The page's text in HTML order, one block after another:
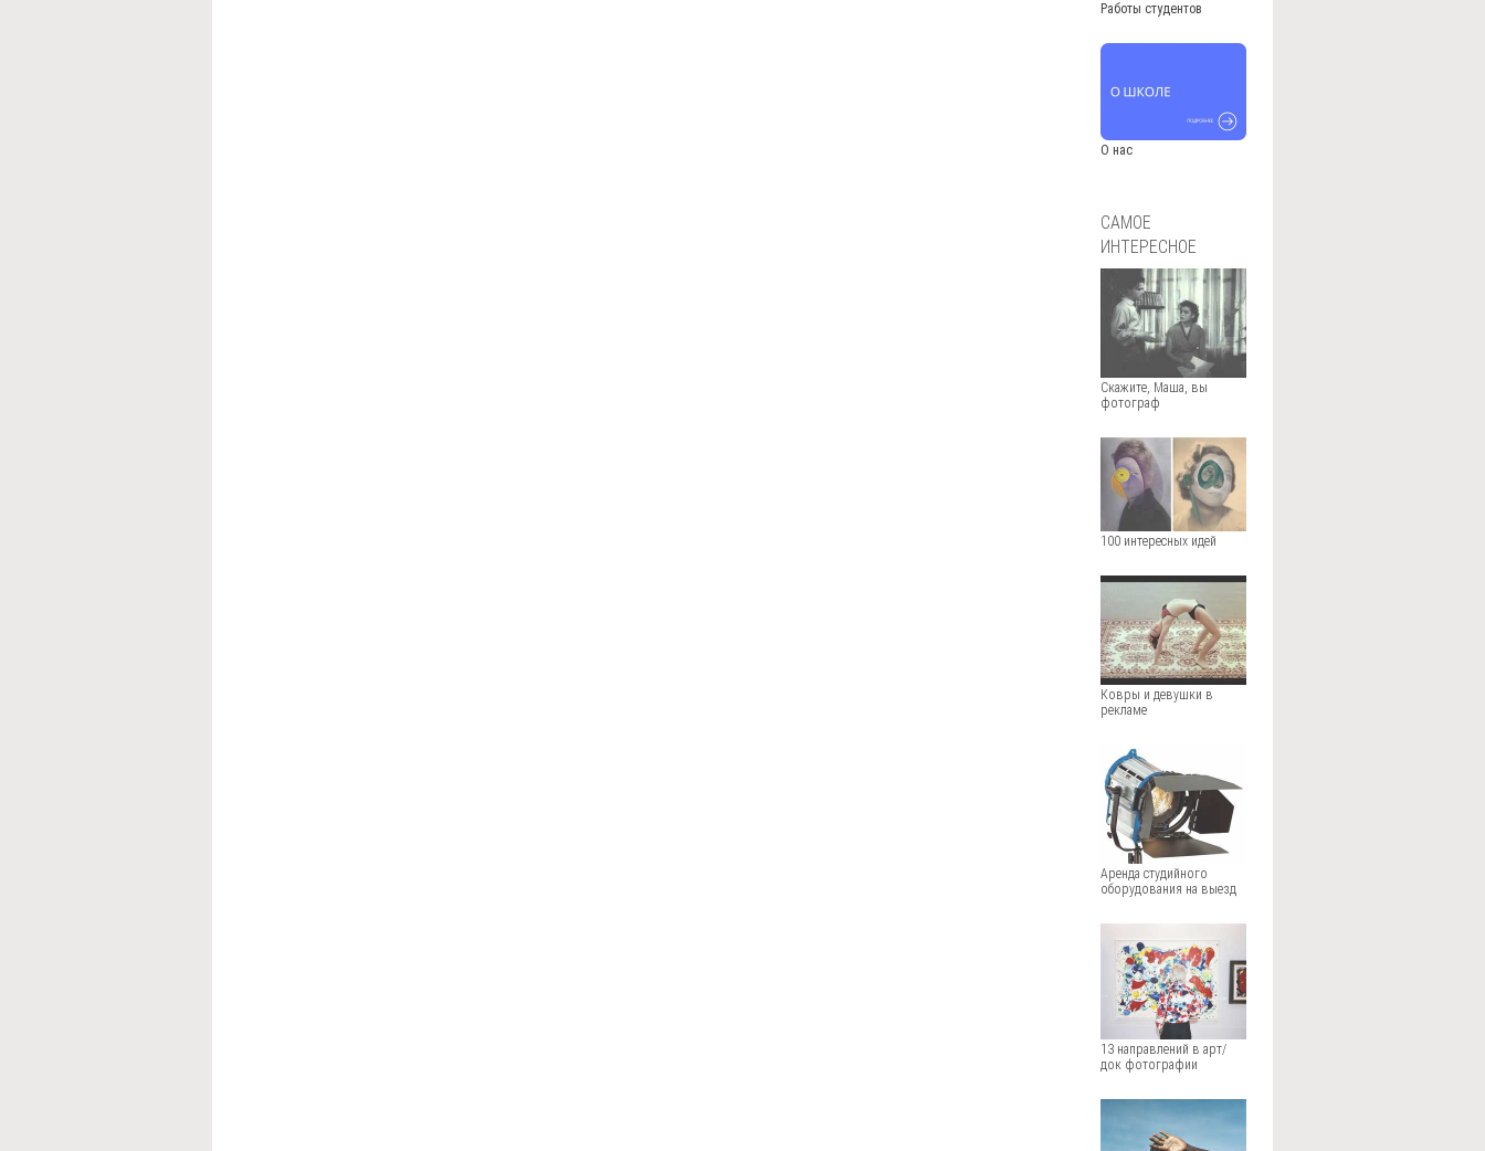
Работы студентов
О нас
САМОЕ
ИНТЕРЕСНОЕ
Скажите, Маша, вы
фотограф
100 интересных идей
Ковры и девушки в
рекламе
Аренда студийного
оборудования на выезд
13 направлений в арт/
док фотографии